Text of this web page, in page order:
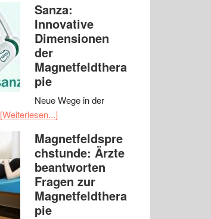
Sanza:
Innovative
Dimensionen
der
Magnetfeldthera
pie
Neue Wege in der
[Weiterlesen...]
Magnetfeldspre
chstunde: Ärzte
beantworten
Fragen zur
Magnetfeldthera
pie